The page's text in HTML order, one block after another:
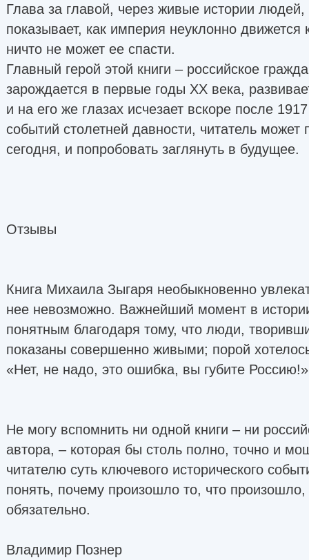
Глава за главой, через живые истории
показывает, как империя неуклонно движется
ничто не может ее спасти.
Главный герой этой книги – российское
зарождается в первые годы ХХ века,
и на его же глазах исчезает вскоре после
событий столетней давности, читатель может
сегодня, и попробовать заглянуть в будущее.
Отзывы
Книга Михаила Зыгаря необыкновенно
нее невозможно. Важнейший момент в
понятным благодаря тому, что люди,
показаны совершенно живыми; порой
«Нет, не надо, это ошибка, вы губите Россию!»
Не могу вспомнить ни одной книги – ни
автора, – которая бы столь полно, точно и
читателю суть ключевого исторического
понять, почему произошло то, что произошло,
обязательно.
Владимир Познер